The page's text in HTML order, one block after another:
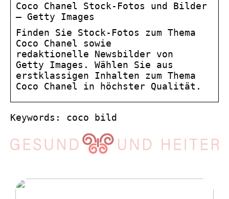
Coco Chanel Stock-Fotos und Bilder
– Getty Images
Finden Sie Stock-Fotos zum Thema
Coco Chanel sowie
redaktionelle Newsbilder von
Getty Images. Wählen Sie aus
erstklassigen Inhalten zum Thema
Coco Chanel in höchster Qualität.
Keywords: coco bild